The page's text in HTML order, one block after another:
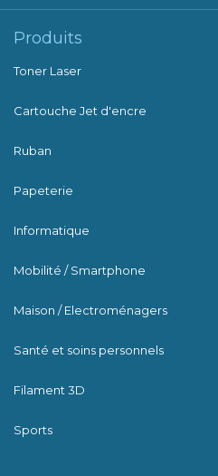
Produits
Toner Laser
Cartouche Jet d'encre
Ruban
Papeterie
Informatique
Mobilité / Smartphone
Maison / Electroménagers
Santé et soins personnels
Filament 3D
Sports